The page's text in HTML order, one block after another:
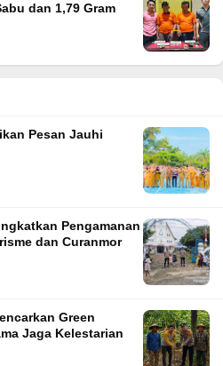
dan 1,79 Gram
Pesan Jauhi
Pengamanan
dan Curanmor
Green
Jaga Kelestarian